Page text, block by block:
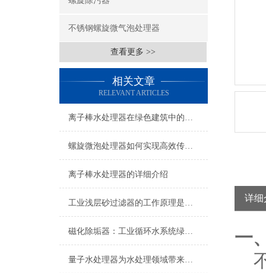
不锈钢螺旋微气泡处理器
查看更多 >>
相关文章
RELEVANT ARTICLES
离子棒水处理器在绿色建筑中的推广价值
螺旋微泡处理器如何实现高效传质与反应加速？
离子棒水处理器的详细介绍
工业浅层砂过滤器的工作原理是什么？
磁化除垢器：工业循环水系统绿色防垢的节能装备
量子水处理器为水处理领域带来了革命性的变革
详细
一